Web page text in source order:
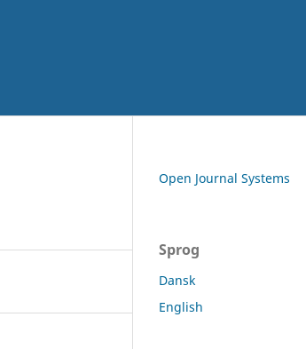
Open Journal Systems
Sprog
Dansk
English